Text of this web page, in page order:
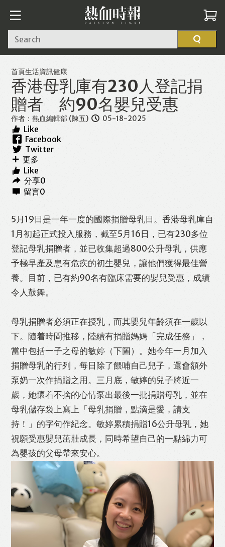
Search
首頁生活資訊健康
香港母乳庫有230人登記捐
贈者 約90名嬰兒受惠
作者：熱血編輯部 (陳五) 05-18-2025
Like
Facebook
Twitter
更多
Like
分享0
留言0
5月19日是一年一度的國際捐贈母乳日。香港母乳庫自
1月初起正式投入服務，截至5月16日，已有230多位
登記母乳捐贈者，並已收集超過800公升母乳，供應
予極早產及患有危疾的初生嬰兒，讓他們獲得最佳營
養。目前，已有約90名有臨床需要的嬰兒受惠，成績
令人鼓舞。
母乳捐贈者必須正在授乳，而其嬰兒年齡須在一歲以
下。隨着時間推移，陸續有捐贈媽媽「完成任務」，
當中包括一子之母的敏婷（下圖）。她今年一月加入
捐贈母乳的行列，每日除了餵哺自己兒子，還會額外
泵奶一次作捐贈之用。三月底，敏婷的兒子將近一
歲，她懷着不捨的心情泵出最後一批捐贈母乳，並在
母乳儲存袋上寫上「母乳捐贈，點滴是愛，請支
持！」的字句作紀念。敏婷累積捐贈16公升母乳，她
祝願受惠嬰兒茁壯成長，同時希望自己的一點綿力可
為嬰孩的父母帶來安心。